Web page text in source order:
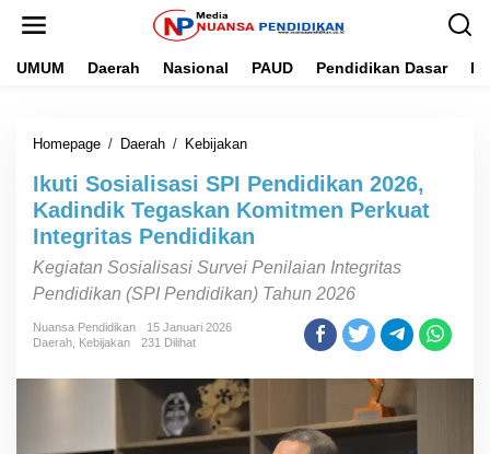
UMUM Daerah Nasional PAUD Pendidikan Dasar
Homepage / Daerah / Kebijakan
u
t
i
S
o
i
s
a
i
Ikuti Sosialisasi SPI Pendidikan 2026,
Kadindik Tegaskan Komitmen Perkuat
Integritas Pendidikan
Kegiatan Sosialisasi Survei Penilaian Integritas
Pendidikan (SPI Pendidikan) Tahun 2026
Nuansa Pendidikan
15 Januari 2026
Daerah Kebijakan 231 Dilihat